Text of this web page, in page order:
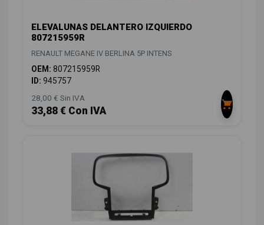
ELEVALUNAS DELANTERO IZQUIERDO
807215959R
RENAULT MEGANE IV BERLINA 5P INTENS
OEM: 807215959R
ID: 945757
28,00 € Sin IVA
33,88 € Con IVA